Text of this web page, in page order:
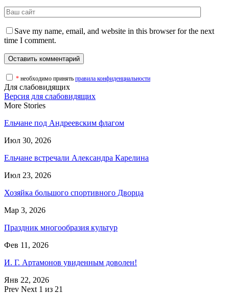
Save my name, email, and website in this browser for the next
time I comment.
* необходимо принять правила конфиденциальности
Для слабовидящих
Версия для слабовидящих
More Stories
Ельчане под Андреевским флагом
Июл 30, 2026
Ельчане встречали Александра Карелина
Июл 23, 2026
Хозяйка большого спортивного Дворца
Мар 3, 2026
Праздник многообразия культур
Фев 11, 2026
И. Г. Артамонов увиденным доволен!
Янв 22, 2026
Prev Next 1 из 21